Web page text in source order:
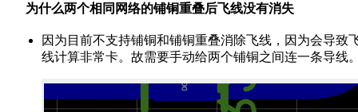
为什么两个相同网络的铺铜重叠后飞线没有消失
因为目前不支持铺铜和铺铜重叠消除飞线，因为会导致
线计算非常卡。故需要手动给两个铺铜之间连一条导线